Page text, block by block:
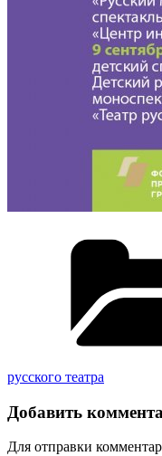
русского театра
Добавить
Для отправки